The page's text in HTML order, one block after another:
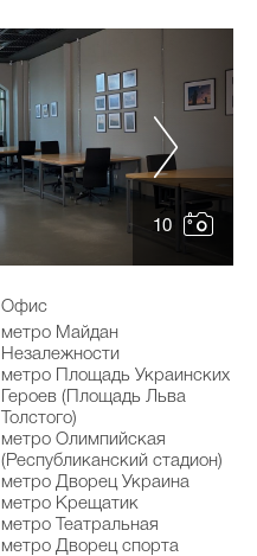
10
Офис
метро Майдан
Незалежности
метро Площадь Украинских
Героев (Площадь Льва
Толстого)
метро Олимпийская
(Республиканский стадион)
метро Дворец Украина
метро Крещатик
метро Театральная
метро Дворец спорта